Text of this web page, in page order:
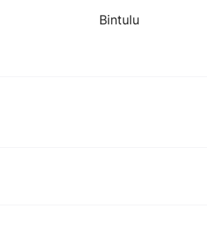
Bintulu